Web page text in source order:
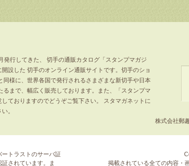
行してきた、 切手の通販カタログ「スタンプマガジ
設した 切手のオンライン通販サイトです。切手のショ
様に、世界各国で発行されるさまざまな新切手や日本
まで、幅広く販売しております。また、「スタンプマ
ておりますのでどうぞご覧下さい。 スタマガネットに
。
株式会社郵
ートラストのサーバ証
されています。ま
掲載されている全ての内容・